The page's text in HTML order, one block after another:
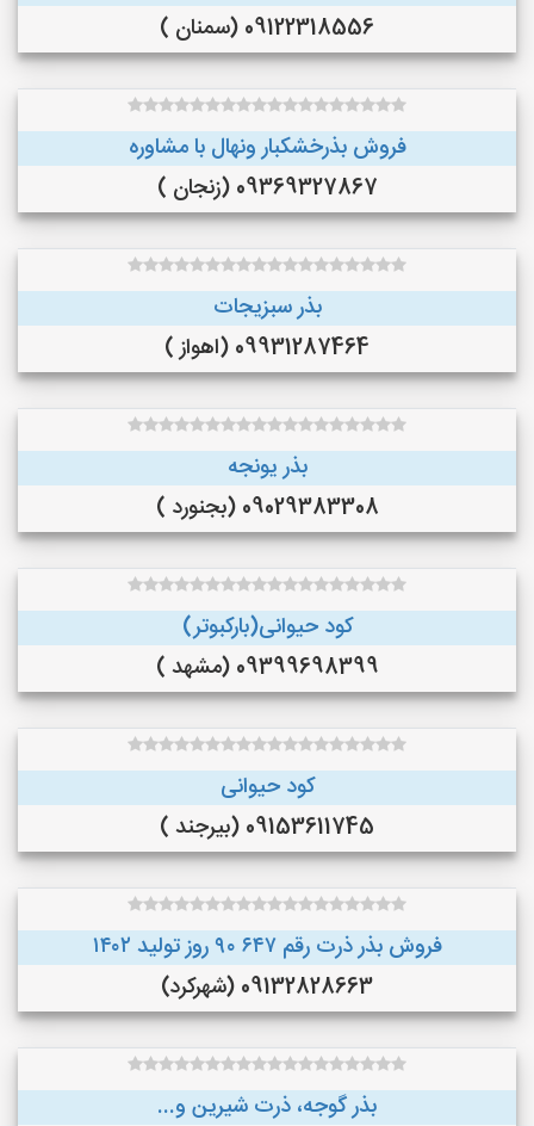
09122318556 (سمنان )
فروش بذرخشکبار ونهال با مشاوره
09369327867 (زنجان )
بذر سبزیجات
09931287464 (اهواز )
بذر یونجه
09029383308 (بجنورد )
کود حیوانی(بارکبوتر)
09399698399 (مشهد )
کود حیوانی
09153611745 (بیرجند )
فروش بذر ذرت رقم ۶۴۷ ۹۰ روز تولید ۱۴۰۲
09132828663 (شهرکرد)
بذر گوجه، ذرت شیرین و...